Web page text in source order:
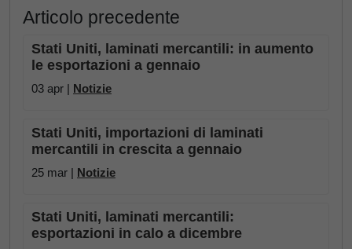
Articolo precedente
Stati Uniti, laminati mercantili: in aumento
le esportazioni a gennaio
03 apr | Notizie
Stati Uniti, importazioni di laminati
mercantili in crescita a gennaio
25 mar | Notizie
Stati Uniti, laminati mercantili:
esportazioni in calo a dicembre